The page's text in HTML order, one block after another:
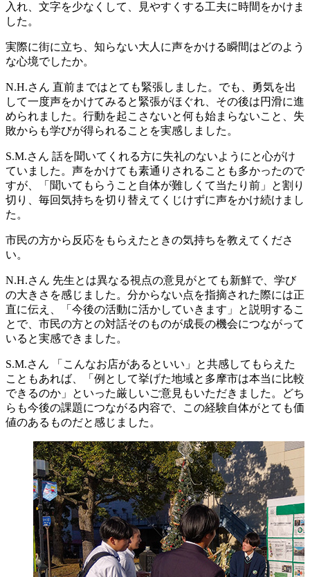
入れ、文字を少なくして、見やすくする工夫に時間をかけま
した。
実際に街に立ち、知らない大人に声をかける瞬間はどのよう
な心境でしたか。
N.H.さん 直前まではとても緊張しました。でも、勇気を出
して一度声をかけてみると緊張がほぐれ、その後は円滑に進
められました。行動を起こさないと何も始まらないこと、失
敗からも学びが得られることを実感しました。
S.M.さん 話を聞いてくれる方に失礼のないようにと心がけ
ていました。声をかけても素通りされることも多かったので
すが、「聞いてもらうこと自体が難しくて当たり前」と割り
切り、毎回気持ちを切り替えてくじけずに声をかけ続けまし
た。
市民の方から反応をもらえたときの気持ちを教えてくださ
い。
N.H.さん 先生とは異なる視点の意見がとても新鮮で、学び
の大きさを感じました。分からない点を指摘された際には正
直に伝え、「今後の活動に活かしていきます」と説明するこ
とで、市民の方との対話そのものが成長の機会につながって
いると実感できました。
S.M.さん 「こんなお店があるといい」と共感してもらえた
こともあれば、「例として挙げた地域と多摩市は本当に比較
できるのか」といった厳しいご意見もいただきました。どち
らも今後の課題につながる内容で、この経験自体がとても価
値のあるものだと感じました。